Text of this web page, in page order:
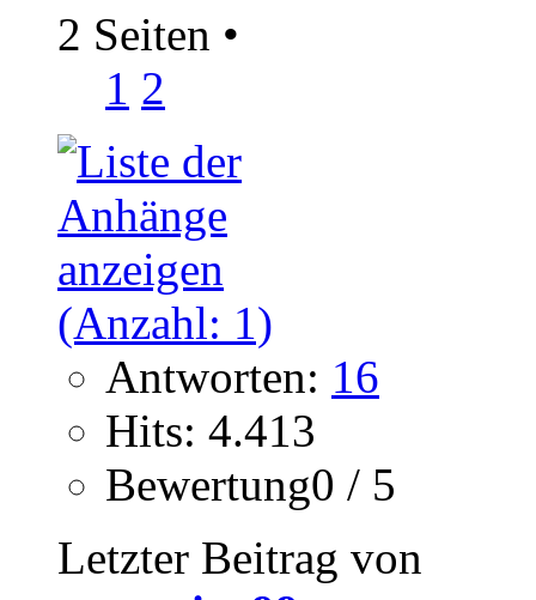
2 Seiten •
1 2
Antworten: 16
Hits: 4.413
Bewertung0 / 5
Letzter Beitrag von